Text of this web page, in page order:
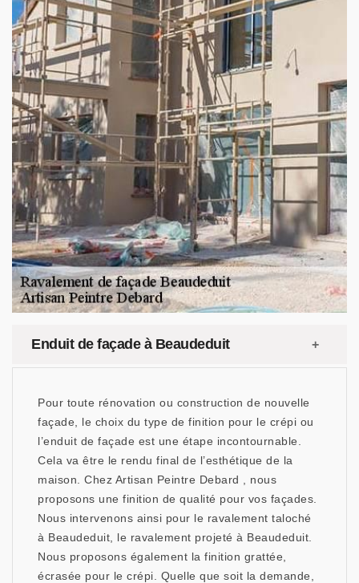
Enduit de façade à Beaudeduit
Pour toute rénovation ou construction de nouvelle
façade, le choix du type de finition pour le crépi ou
l’enduit de façade est une étape incontournable.
Cela va être le rendu final de l’esthétique de la
maison. Chez Artisan Peintre Debard , nous
proposons une finition de qualité pour vos façades.
Nous intervenons ainsi pour le ravalement taloché
à Beaudeduit, le ravalement projeté à Beaudeduit.
Nous proposons également la finition grattée,
écrasée pour le crépi. Quelle que soit la demande,